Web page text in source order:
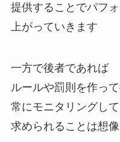
提供することでパフ
上がっていきます
一方で後者であれば
ルールや罰則を作っ
常にモニタリングし
求められることは想